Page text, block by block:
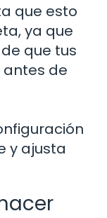
que esto
ya que
que tus
de
y ajusta